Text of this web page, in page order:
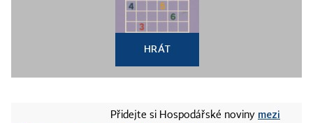
HRÁT
Přidejte si Hospodářské noviny mezi